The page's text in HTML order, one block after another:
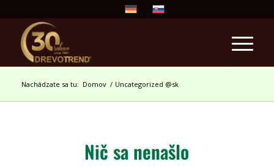
Nachádzate sa tu: Domov / Uncategorized @sk
Nič sa nenašlo